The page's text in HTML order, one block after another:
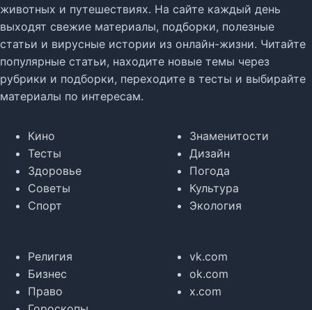
животных и путешествиях. На сайте каждый день
выходят свежие материалы, подборки, полезные
статьи и вирусные истории из онлайн-жизни. Читайте
популярные статьи, находите новые темы через
рубрики и подборки, переходите в тесты и выбирайте
материалы по интересам.
Кино
Тесты
Здоровье
Советы
Спорт
Знаменитости
Дизайн
Погода
Культура
Экология
Религия
Бизнес
Право
vk.com
ok.com
x.com